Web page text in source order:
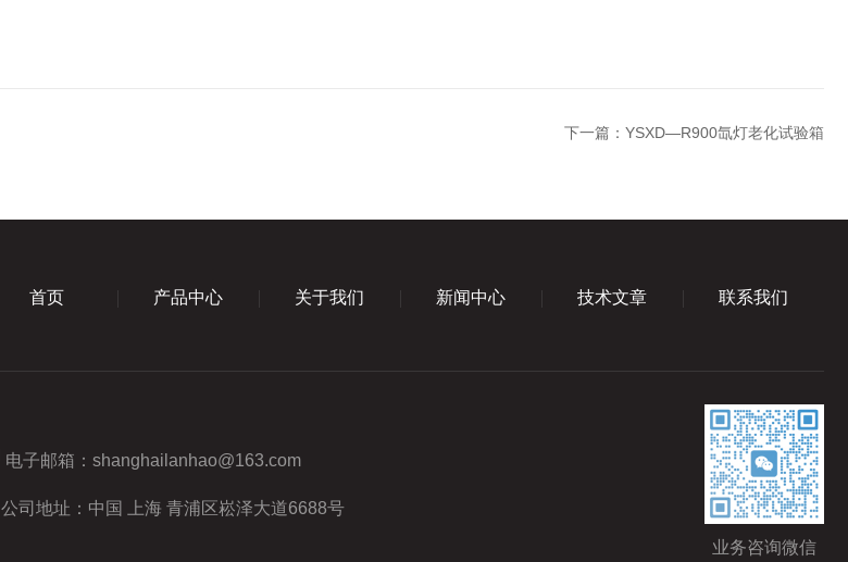
下一篇： YSXD—R900氙灯老化试验箱
首页 产品中心 关于我们 新闻中心 技术文章 联系我们
电子邮箱： shanghailanhao@163.com
公司地址：中国 上海 青浦区崧泽大道6688号
业务咨询微信